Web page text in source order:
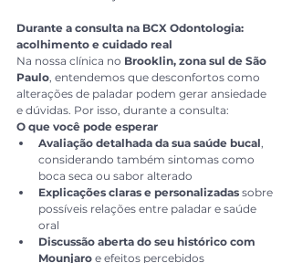
Durante a consulta na BCX Odontologia:
acolhimento e cuidado real
Na nossa clínica no Brooklin, zona sul de São
Paulo, entendemos que desconfortos como
alterações de paladar podem gerar ansiedade
e dúvidas. Por isso, durante a consulta:
O que você pode esperar
Avaliação detalhada da sua saúde bucal,
considerando também sintomas como
boca seca ou sabor alterado
Explicações claras e personalizadas sobre
possíveis relações entre paladar e saúde
oral
Discussão aberta do seu histórico com
Mounjaro e efeitos percebidos